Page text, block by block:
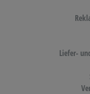
Liefer-